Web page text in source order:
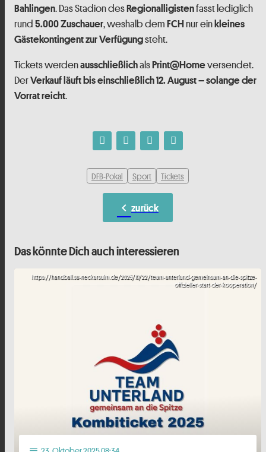
Bahlingen. Das Stadion desRegionalligistenfasst lediglich
rund 5.000 Zuschauer, weshalb dem FCHnur einkleines
Gästekontingent zur Verfügungsteht.
Tickets werdenausschließlichalsPrint@Homeversendet.
DerVerkauf läuft bis einschließlich 12. August – solange der
Vorrat reicht.
DFB-Pokal Sport Tickets
chevron_left zurück
Das könnte Dich auch interessieren
https://handball.su-neckarsulm.de/2025/10/22/team-unterland-gemeinsam-an-die-spitze-
offizieller-start-der-kooperation/